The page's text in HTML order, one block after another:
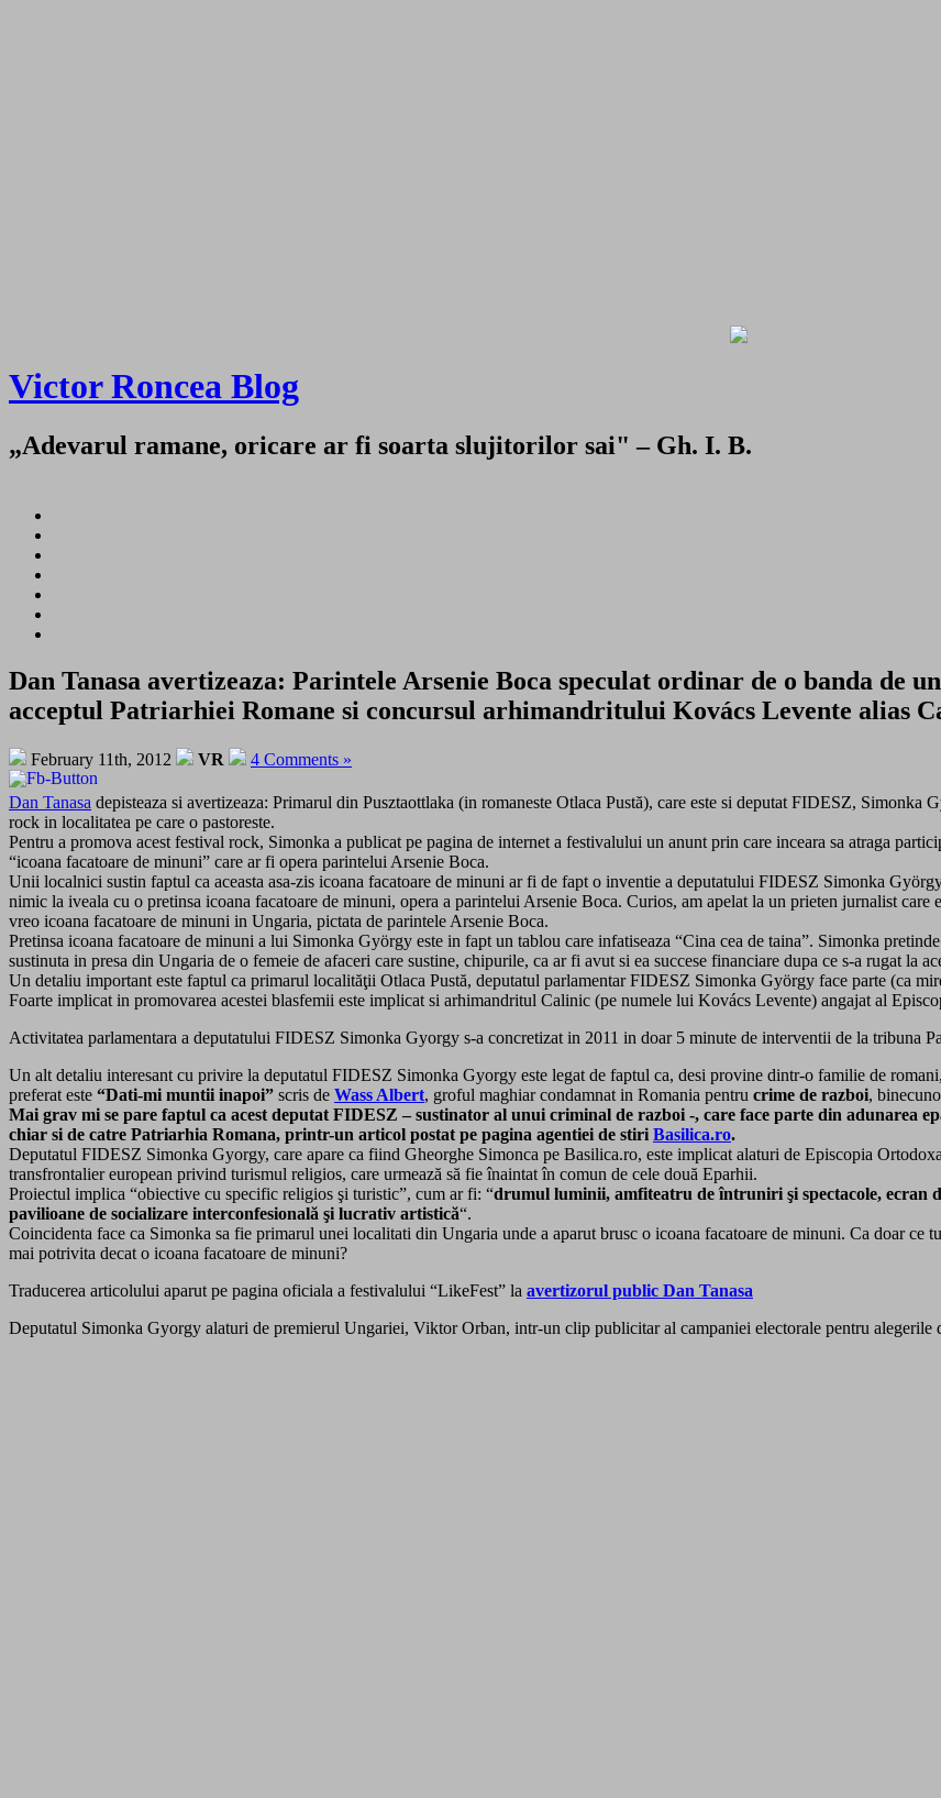
Victor Roncea Blog
„Adevarul ramane, oricare ar fi soarta slujitorilor sai" – Gh. I. B.
Dan Tanasa avertizeaza: Parintele Arsenie Boca speculat ordinar de o banda de
acceptul Patriarhiei Romane si concursul arhimandritului Kovács Levente alias
February 11th, 2012 VR 4 Comments »
Dan Tanasa depisteaza si avertizeaza: Primarul din Pusztaottlaka (in romaneste Otlaca Pustă), care este si deputat FIDESZ,
rock in localitatea pe care o pastoreste.
Pentru a promova acest festival rock, Simonka a publicat pe pagina de internet a festivalului un anunt prin care inceara sa atraga
“icoana facatoare de minuni” care ar fi opera parintelui Arsenie Boca.
Unii localnici sustin faptul ca aceasta asa-zis icoana facatoare de minuni ar fi de fapt o inventie a deputatului FIDESZ Simonka
nimic la iveala cu o pretinsa icoana facatoare de minuni, opera a parintelui Arsenie Boca. Curios, am apelat la un prieten jurnalist
vreo icoana facatoare de minuni in Ungaria, pictata de parintele Arsenie Boca.
Pretinsa icoana facatoare de minuni a lui Simonka György este in fapt un tablou care infatiseaza “Cina cea de taina”. Simonka
sustinuta in presa din Ungaria de o femeie de afaceri care sustine, chipurile, ca ar fi avut si ea succese financiare dupa ce s-a rugat la
Un detaliu important este faptul ca primarul localităţii Otlaca Pustă, deputatul parlamentar FIDESZ Simonka György face parte (ca
Foarte implicat in promovarea acestei blasfemii este implicat si arhimandritul Calinic (pe numele lui Kovács Levente) angajat al
Activitatea parlamentara a deputatului FIDESZ Simonka Gyorgy s-a concretizat in 2011 in doar 5 minute de interventii de la tribuna
Un alt detaliu interesant cu privire la deputatul FIDESZ Simonka Gyorgy este legat de faptul ca, desi provine dintr-o familie de
preferat este “Dati-mi muntii inapoi” scris de Wass Albert, groful maghiar condamnat in Romania pentru crime de razboi,
Mai grav mi se pare faptul ca acest deputat FIDESZ – sustinator al unui criminal de razboi -, care face parte din adunarea
chiar si de catre Patriarhia Romana, printr-un articol postat pe pagina agentiei de stiri Basilica.ro.
Deputatul FIDESZ Simonka Gyorgy, care apare ca fiind Gheorghe Simonca pe Basilica.ro, este implicat alaturi de Episcopia
transfrontalier european privind turismul religios, care urmează să fie înaintat în comun de cele două Eparhii.
Proiectul implica “obiective cu specific religios şi turistic”, cum ar fi: “drumul luminii, amfiteatru de întruniri şi spectacole,
pavilioane de socializare interconfesională şi lucrativ artistică“.
Coincidenta face ca Simonka sa fie primarul unei localitati din Ungaria unde a aparut brusc o icoana facatoare de minuni. Ca doar ce
mai potrivita decat o icoana facatoare de minuni?
Traducerea articolului aparut pe pagina oficiala a festivalului “LikeFest” la avertizorul public Dan Tanasa
Deputatul Simonka Gyorgy alaturi de premierul Ungariei, Viktor Orban, intr-un clip publicitar al campaniei electorale pentru alegerile